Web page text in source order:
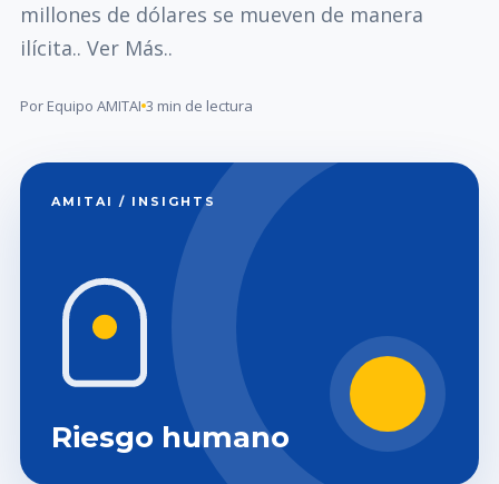
millones de dólares se mueven de manera
ilícita.. Ver Más..
Por Equipo AMITAI 3 min de lectura
AMITAI / INSIGHTS
Riesgo humano